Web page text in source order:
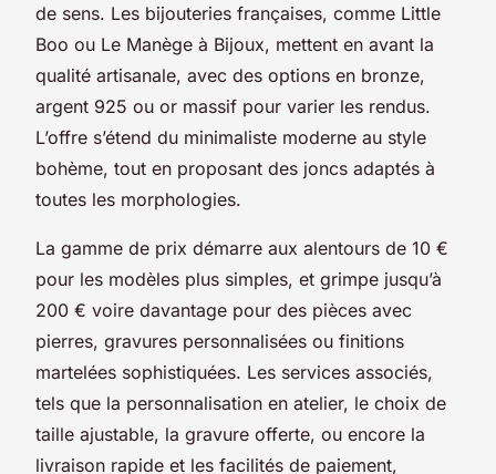
de sens. Les bijouteries françaises, comme Little
Boo ou Le Manège à Bijoux, mettent en avant la
qualité artisanale, avec des options en bronze,
argent 925 ou or massif pour varier les rendus.
L’offre s’étend du minimaliste moderne au style
bohème, tout en proposant des joncs adaptés à
toutes les morphologies.
La gamme de prix démarre aux alentours de 10 €
pour les modèles plus simples, et grimpe jusqu’à
200 € voire davantage pour des pièces avec
pierres, gravures personnalisées ou finitions
martelées sophistiquées. Les services associés,
tels que la personnalisation en atelier, le choix de
taille ajustable, la gravure offerte, ou encore la
livraison rapide et les facilités de paiement,